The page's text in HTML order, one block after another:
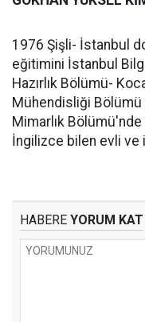
1976 Şişli- İstanbul
eğitimini İstanbul
Hazırlık Bölümü-
Mühendisliği
Mimarlık
İngilizce bilen evli ve
HABERE YORUM KAT